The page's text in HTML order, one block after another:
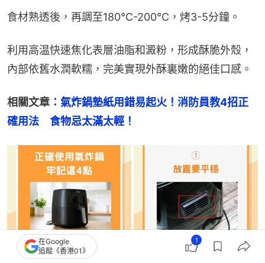
食材熟透後，再調至180℃-200℃，烤3-5分鐘。
利用高温快速焦化表層油脂和澱粉，形成酥脆外殼，
內部依舊水潤軟糯，完美實現外酥裏嫩的絕佳口感。
相關文章： 氣炸鍋墊紙用錯易起火！消防員教4招正
確用法　食物忌太滿太輕！
在Google
追蹤《香港01》
1